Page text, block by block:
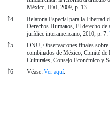
México, IFaI, 2009, p. 13.
￪4
Relatoría Especial para la Libertad
Derechos Humanos, El derecho de
jurídico interamericano, 2010, p. 7:
￪5
ONU, Observaciones finales
combinados de México, Comité de
Culturales, Consejo Económico y
￪6 Véase: Ver aquí